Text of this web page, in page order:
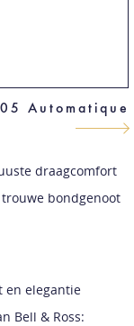
Automatique
draagcomfort
bondgenoot
en elegantie
Bell & Ross: